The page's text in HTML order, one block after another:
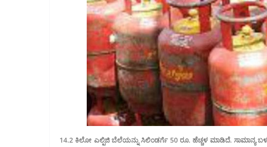
14.2 ಕಿಲೋ ಎಲ್ಪಿಜಿ ಬೆಲೆಯನ್ನು ಸಿಲಿಂಡರ್ಗೆ 50 ರೂ. ಹೆಚ್ಚಳ ಮಾಡಿದೆ. ಸಾಮಾನ್ಯ